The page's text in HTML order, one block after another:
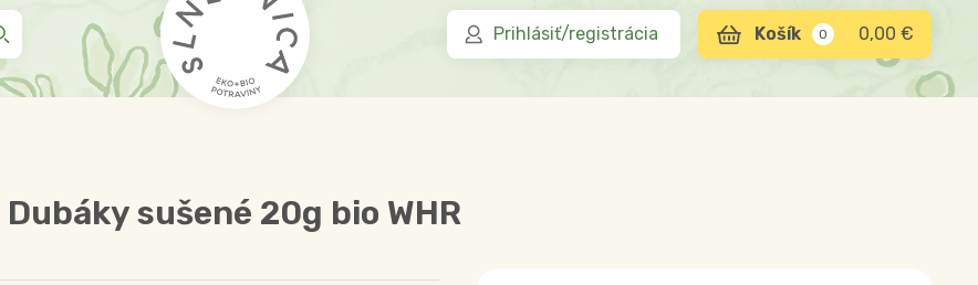
Prihlásiť/registrácia 0,00 €
0
Dubáky sušené 20g bio WHR